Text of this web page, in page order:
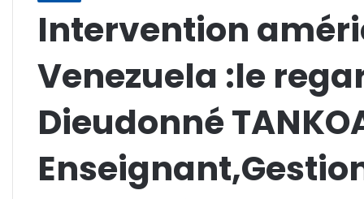
Intervention
Venezuela :le
Dieudonné